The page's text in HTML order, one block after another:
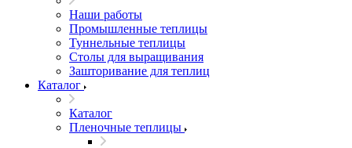
Наши работы
Промышленные теплицы
Туннельные теплицы
Столы для выращивания
Зашторивание для теплиц
Каталог
Каталог
Пленочные теплицы